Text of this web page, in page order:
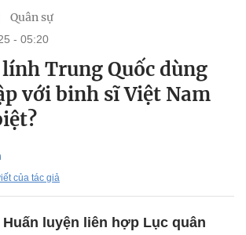
Quân sự
- 05:20
Trung Quốc dùng
với binh sĩ Việt Nam
của tác giả
luyện liên hợp Lục quân